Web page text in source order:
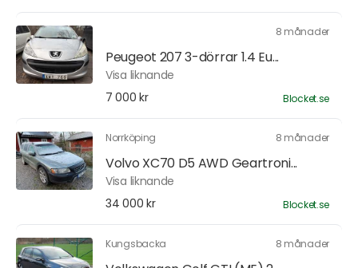
8 månader
Peugeot 207 3-dörrar 1.4 Eu...
Visa liknande
7 000 kr
Blocket.se
Norrköping 8 månader
Volvo XC70 D5 AWD Geartroni...
Visa liknande
34 000 kr
Blocket.se
Kungsbacka 8 månader